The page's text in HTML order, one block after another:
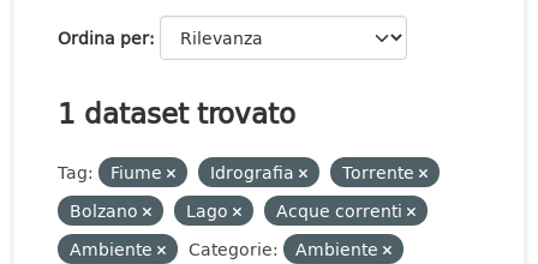
Ordina per
1 dataset trovato
Tag: Fiume Idrografia
Torrente
Bolzano
Lago
Acque correnti
Ambiente
Categorie:
Ambiente